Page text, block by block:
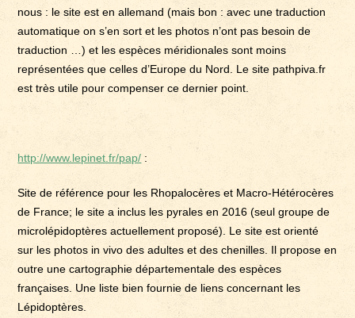
nous : le site est en allemand (mais bon : avec une traduction
automatique on s’en sort et les photos n’ont pas besoin de
traduction …) et les espèces méridionales sont moins
représentées que celles d’Europe du Nord. Le site pathpiva.fr
est très utile pour compenser ce dernier point.
http://www.lepinet.fr/pap/ :
Site de référence pour les Rhopalocères et Macro-Hétérocères
de France; le site a inclus les pyrales en 2016 (seul groupe de
microlépidoptères actuellement proposé). Le site est orienté
sur les photos in vivo des adultes et des chenilles. Il propose en
outre une cartographie départementale des espèces
françaises. Une liste bien fournie de liens concernant les
Lépidoptères.